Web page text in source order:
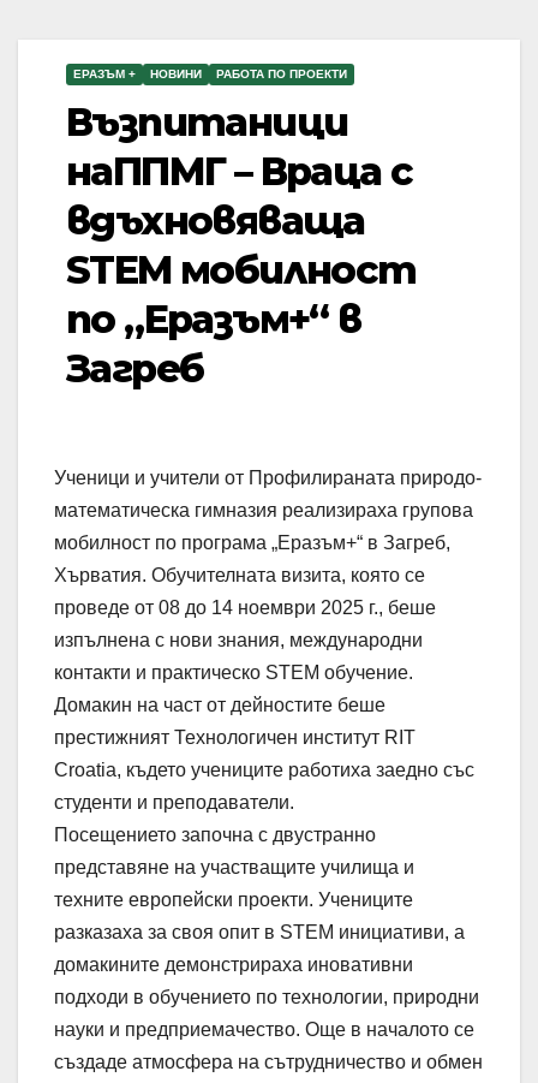
ЕРАЗЪМ + НОВИНИ РАБОТА ПО ПРОЕКТИ
Възпитаници
наППМГ – Враца с
вдъхновяваща
STEM мобилност
по „Еразъм+“ в
Загреб
Ученици и учители от Профилираната природо-
математическа гимназия реализираха групова
мобилност по програма „Еразъм+“ в Загреб,
Хърватия. Обучителната визита, която се
проведе от 08 до 14 ноември 2025 г., беше
изпълнена с нови знания, международни
контакти и практическо STEM обучение.
Домакин на част от дейностите беше
престижният Технологичен институт RIT
Croatia, където учениците работиха заедно със
студенти и преподаватели.
Посещението започна с двустранно
представяне на участващите училища и
техните европейски проекти. Учениците
разказаха за своя опит в STEM инициативи, а
домакините демонстрираха иновативни
подходи в обучението по технологии, природни
науки и предприемачество. Още в началото се
създаде атмосфера на сътрудничество и обмен